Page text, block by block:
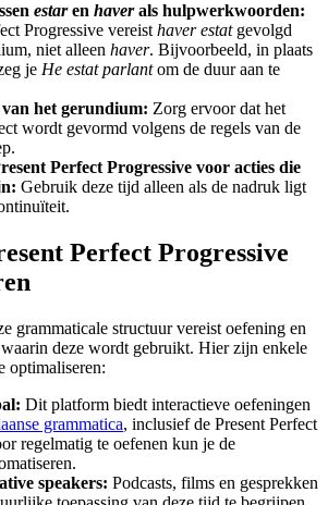
estaren haverals hulpwerkwoorden:
Progressive vereist haver estatgevolgd
niet alleen haver. Bijvoorbeeld, in plaats
je He estat parlantom de duur aan te
het gerundium: Zorg ervoor dat het
wordt gevormd volgens de regels van de
Perfect Progressive voor acties die
Gebruik deze tijd alleen als de nadruk ligt
Perfect Progressive
grammaticale structuur vereist oefening en
deze wordt gebruikt. Hier zijn enkele
optimaliseren:
Dit platform biedt interactieve oefeningen
grammatica, inclusief de Present Perfect
regelmatig te oefenen kun je de
speakers: Podcasts, films en gesprekken